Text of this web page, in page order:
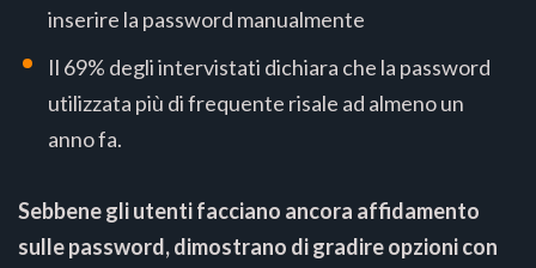
inserire la password manualmente
Il 69% degli intervistati dichiara che la password
utilizzata più di frequente risale ad almeno un
anno fa.
Sebbene gli utenti facciano ancora affidamento
sulle password, dimostrano di gradire opzioni con